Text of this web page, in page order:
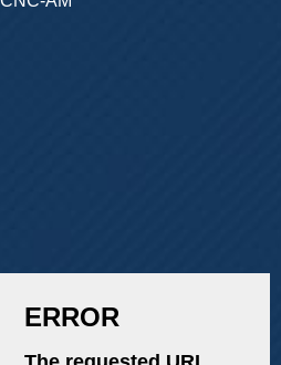
بلڊنگ 49، فومين انڊسٽريل